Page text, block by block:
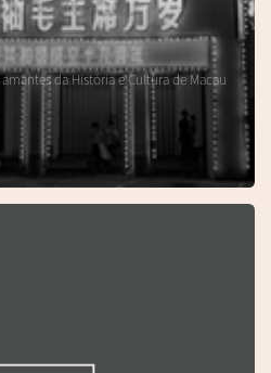
da História e Cultura de Macau